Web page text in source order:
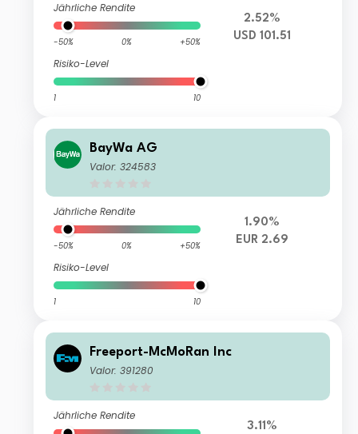
Jährliche Rendite
-50% 0% +50%
Risiko-Level
1 10
2.52%
USD 101.51
BayWa AG
Valor: 324583
Jährliche Rendite
-50% 0% +50%
Risiko-Level
1 10
1.90%
EUR 2.69
Freeport-McMoRan Inc
Valor: 391280
Jährliche Rendite
3.11%